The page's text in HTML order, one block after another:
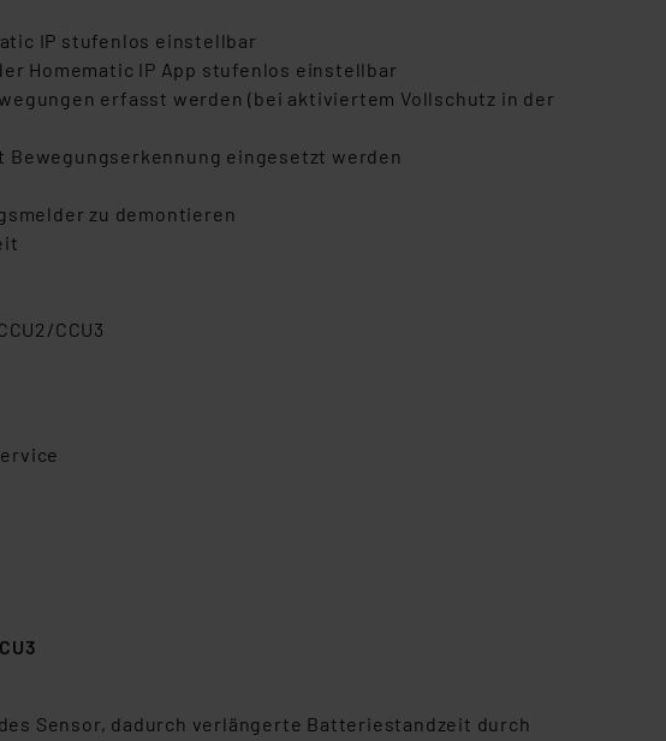
IP stufenlos einstellbar
Homematic IP App stufenlos einstellbar
erfasst werden (bei aktiviertem Vollschutz in der
eingesetzt werden
zu demontieren
CCU3
Sensor, dadurch verlängerte Batteriestandzeit durch